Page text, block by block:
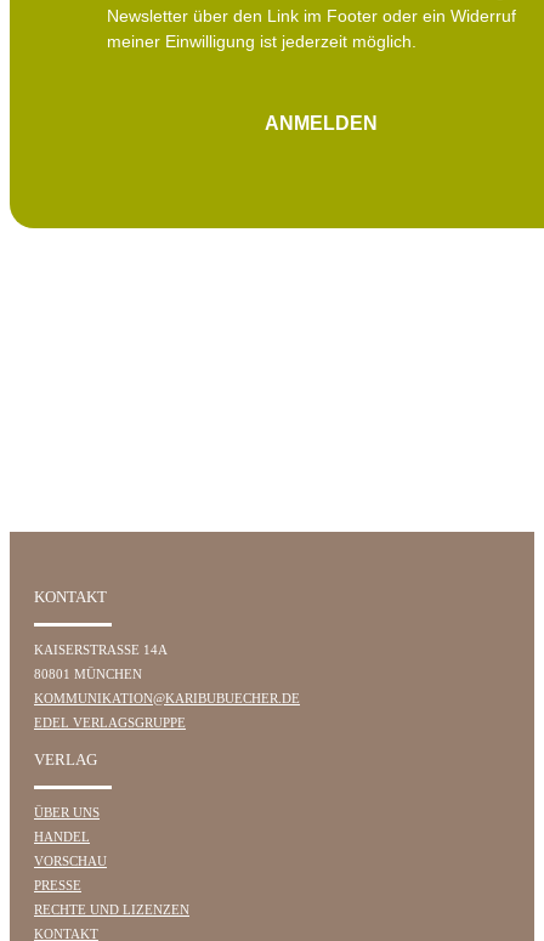
Newsletter über den Link im Footer oder ein Widerruf
meiner Einwilligung ist jederzeit möglich.
ANMELDEN
KONTAKT
KAISERSTRASSE 14A
80801 MÜNCHEN
KOMMUNIKATION@KARIBUBUECHER.DE
EDEL VERLAGSGRUPPE
VERLAG
ÜBER UNS
HANDEL
VORSCHAU
PRESSE
RECHTE UND LIZENZEN
KONTAKT